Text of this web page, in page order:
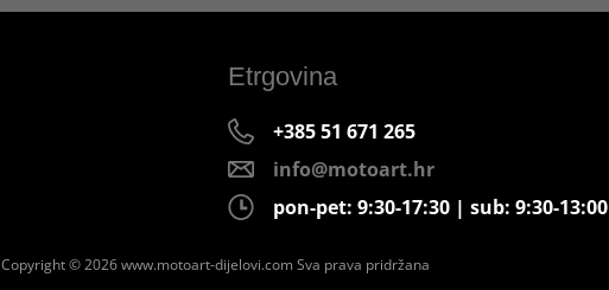
Etrgovina
+385 51 671 265
info@motoart.hr
pon-pet: 9:30-17:30 | sub: 9:30-13:00
Copyright © 2026 www.motoart-dijelovi.com Sva prava pridržana